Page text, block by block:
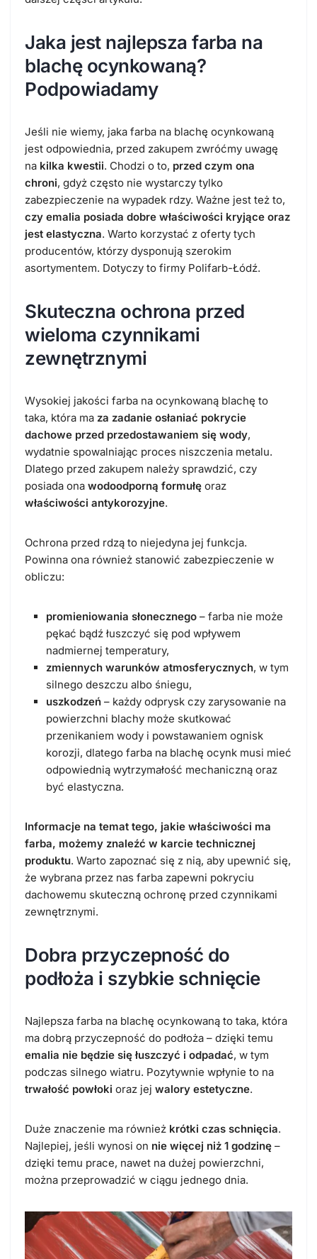
Jaka jest najlepsza farba na
blachę ocynkowaną?
Podpowiadamy
Jeśli nie wiemy, jaka farba na blachę ocynkowaną
jest odpowiednia, przed zakupem zwróćmy uwagę
na kilka kwestii. Chodzi o to, przed czym ona
chroni, gdyż często nie wystarczy tylko
zabezpieczenie na wypadek rdzy. Ważne jest też to,
czy emalia posiada dobre właściwości kryjące oraz
jest elastyczna. Warto korzystać z oferty tych
producentów, którzy dysponują szerokim
asortymentem. Dotyczy to firmy Polifarb-Łódź.
Skuteczna ochrona przed
wieloma czynnikami
zewnętrznymi
Wysokiej jakości farba na ocynkowaną blachę to
taka, która ma za zadanie osłaniać pokrycie
dachowe przed przedostawaniem się wody,
wydatnie spowalniając proces niszczenia metalu.
Dlatego przed zakupem należy sprawdzić, czy
posiada ona wodoodporną formułę oraz
właściwości antykorozyjne.
Ochrona przed rdzą to niejedyna jej funkcja.
Powinna ona również stanowić zabezpieczenie w
obliczu:
promieniowania słonecznego – farba nie może
pękać bądź łuszczyć się pod wpływem
nadmiernej temperatury,
zmiennych warunków atmosferycznych, w tym
silnego deszczu albo śniegu,
uszkodzeń – każdy odprysk czy zarysowanie na
powierzchni blachy może skutkować
przenikaniem wody i powstawaniem ognisk
korozji, dlatego farba na blachę ocynk musi mieć
odpowiednią wytrzymałość mechaniczną oraz
być elastyczna.
Informacje na temat tego, jakie właściwości ma
farba, możemy znaleźć w karcie technicznej
produktu. Warto zapoznać się z nią, aby upewnić się,
że wybrana przez nas farba zapewni pokryciu
dachowemu skuteczną ochronę przed czynnikami
zewnętrznymi.
Dobra przyczepność do
podłoża i szybkie schnięcie
Najlepsza farba na blachę ocynkowaną to taka, która
ma dobrą przyczepność do podłoża – dzięki temu
emalia nie będzie się łuszczyć i odpadać, w tym
podczas silnego wiatru. Pozytywnie wpłynie to na
trwałość powłoki oraz jej walory estetyczne.
Duże znaczenie ma również krótki czas schnięcia.
Najlepiej, jeśli wynosi on nie więcej niż 1 godzinę –
dzięki temu prace, nawet na dużej powierzchni,
można przeprowadzić w ciągu jednego dnia.